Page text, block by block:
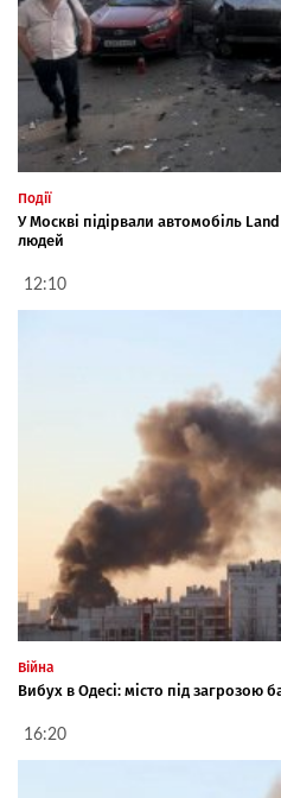
Події
У Москві підірвали автомобіль
людей
12:10
Війна
Вибух в Одесі: місто під загрозою
16:20